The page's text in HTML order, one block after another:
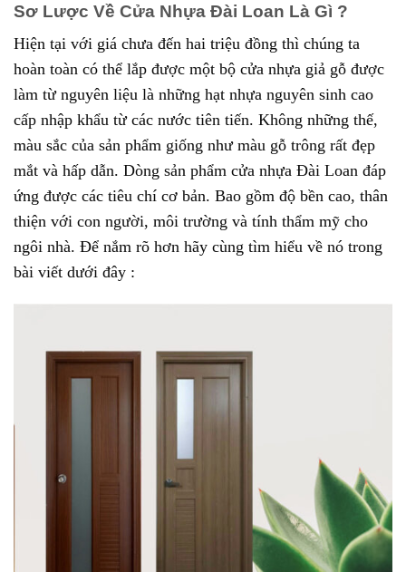
Sơ Lược Về Cửa Nhựa Đài Loan Là Gì ?
Hiện tại với giá chưa đến hai triệu đồng thì chúng ta
hoàn toàn có thể lắp được một bộ cửa nhựa giả gỗ được
làm từ nguyên liệu là những hạt nhựa nguyên sinh cao
cấp nhập khẩu từ các nước tiên tiến. Không những thế,
màu sắc của sản phẩm giống như màu gỗ trông rất đẹp
mắt và hấp dẫn. Dòng sản phẩm cửa nhựa Đài Loan đáp
ứng được các tiêu chí cơ bản. Bao gồm độ bền cao, thân
thiện với con người, môi trường và tính thẩm mỹ cho
ngôi nhà. Để nắm rõ hơn hãy cùng tìm hiểu về nó trong
bài viết dưới đây :